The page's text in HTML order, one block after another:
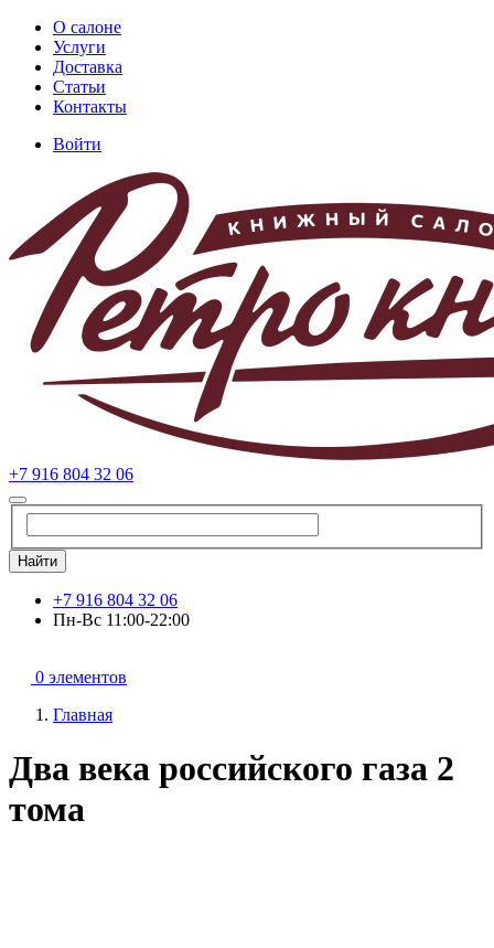
Перейти
основному
содержанию
Основная
навигация
О салоне
Услуги
Доставка
Статьи
Контакты
учётной
записи
пользователя
Войти
+7 916 804 32 06
Найти
+7 916 804 32 06
Пн-Вс 11:00-22:00
0 элементов
Главная
Два века российского газа 2
тома